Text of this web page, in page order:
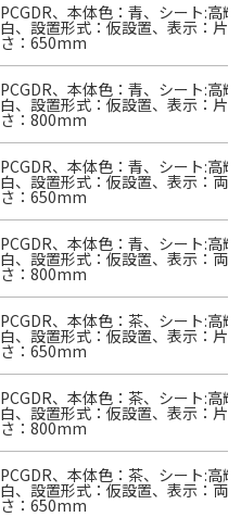
PCGDR、本体色：青、シート:高
白、設置形式：仮設置、表示：片
さ：650mm
PCGDR、本体色：青、シート:高
白、設置形式：仮設置、表示：片
さ：800mm
PCGDR、本体色：青、シート:高
白、設置形式：仮設置、表示：両
さ：650mm
PCGDR、本体色：青、シート:高
白、設置形式：仮設置、表示：両
さ：800mm
PCGDR、本体色：茶、シート:高
白、設置形式：仮設置、表示：片
さ：650mm
PCGDR、本体色：茶、シート:高
白、設置形式：仮設置、表示：片
さ：800mm
PCGDR、本体色：茶、シート:高
白、設置形式：仮設置、表示：両
さ：650mm